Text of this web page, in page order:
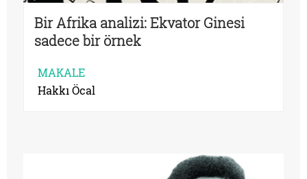
Bir Afrika analizi: Ekvator Ginesi
sadece bir örnek
MAKALE
Hakkı Öcal